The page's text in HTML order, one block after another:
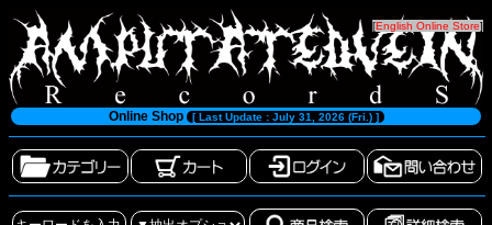
[English Online Store]
Online Shop [ Last Update : July 31, 2026 (Fri.) ]